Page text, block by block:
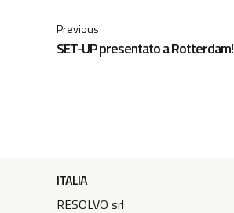
Previous
SET-UP presentato a Rotterdam!
ITALIA
RESOLVO srl